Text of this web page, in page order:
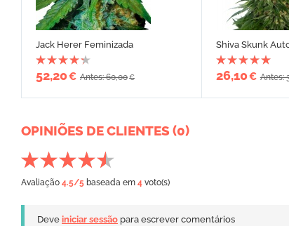
Jack Herer Feminizada
52,20€ Antes: 60,00€
Shiva Skunk
26,10€ Antes:
OPINIÕES DE CLIENTES (0)
Avaliação 4.5/5 baseada em 4 voto(s)
Deve iniciar sessão para escrever comentários